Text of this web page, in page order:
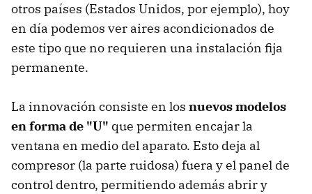
otros países (Estados Unidos, por ejemplo), hoy
en día podemos ver aires acondicionados de
este tipo que no requieren una instalación fija
permanente.
La innovación consiste en los nuevos modelos
en forma de "U" que permiten encajar la
ventana en medio del aparato. Esto deja al
compresor (la parte ruidosa) fuera y el panel de
control dentro, permitiendo además abrir y